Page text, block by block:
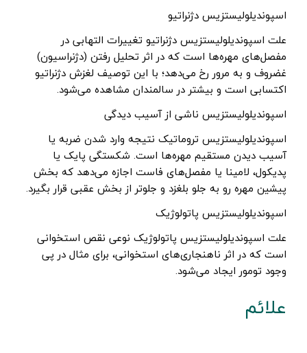
اسپوندیلولیستزیس دژنراتیو
علت اسپوندیلولیستزیس دژنراتیو تغییرات التهابی در
مفصل‌های مهره‌ها است که در اثر تحلیل رفتن (دژنراسیون)
غضروف و به مرور رخ می‌دهد؛ با این توصیف لغزش دژنراتیو
اکتسابی است و بیشتر در سالمندان مشاهده می‌شود.
اسپوندیلولیستزیس ناشی از آسیب دیدگی
اسپوندیلولیستزیس تروماتیک نتیجه وارد شدن ضربه یا
آسیب دیدن مستقیم مهره‌ها است. شکستگی پایک یا
پدیکول، لامینا یا مفصل‌های فاست اجازه می‌دهد که بخش
پیشین مهره‌ رو به جلو بلغزد و جلوتر از بخش عقبی قرار بگیرد.
اسپوندیلولیستزیس پاتولوژیک
علت اسپوندیلولیستزیس پاتولوژیک نوعی نقص استخوانی
است که در اثر ناهنجاری‌های استخوانی، برای مثال در پی
وجود تومور ایجاد می‌شود.
علائم